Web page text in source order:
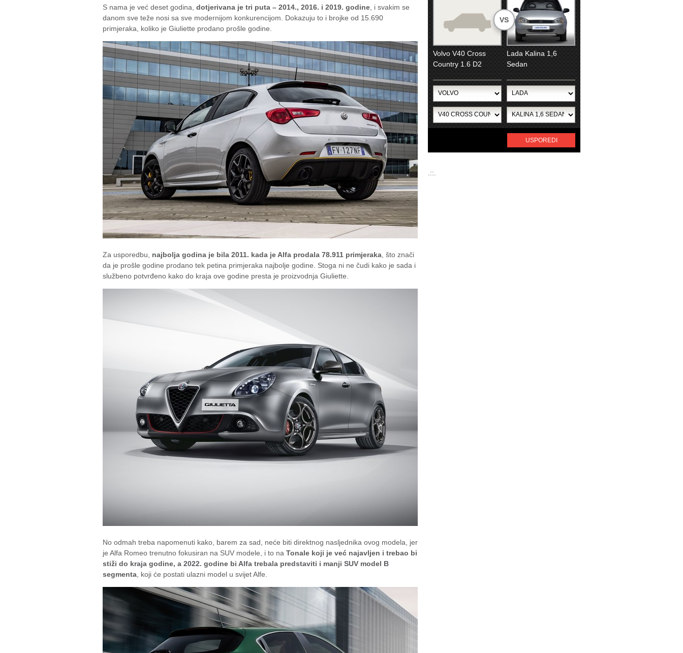
S nama je već deset godina, dotjerivana je tri puta – 2014., 2016. i 2019. godine , i svakim se
danom sve teže nosi sa sve modernijom konkurencijom. Dokazuju to i brojke od 15.690
primjeraka, koliko je Giuliette prodano prošle godine.
Za usporedbu, najbolja godina je bila 2011. kada je Alfa prodala 78.911 primjeraka , što znači
da je prošle godine prodano tek petina primjeraka najbolje godine. Stoga ni ne čudi kako je sada i
službeno potvrđeno kako do kraja ove godine presta je proizvodnja Giuliette.
No odmah treba napomenuti kako, barem za sad, neće biti direktnog nasljednika ovog modela, jer
je Alfa Romeo trenutno fokusiran na SUV modele, i to na Tonale koji je već najavljen i trebao bi
stiži do kraja godine, a 2022. godine bi Alfa trebala predstaviti i manji SUV model B
segmenta , koji će postati ulazni model u svijet Alfe.
VS
Volvo V40 Cross
Country 1.6 D2
Lada Kalina 1,6
Sedan
USPOREDI
.::.